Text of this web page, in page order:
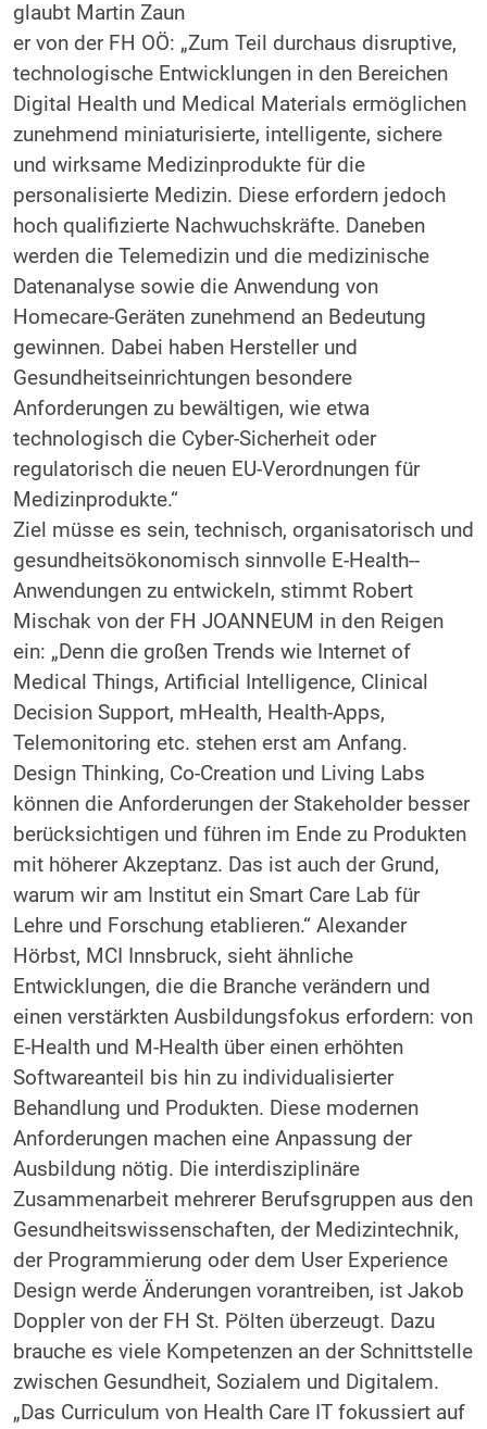
glaubt Martin Zaun
er von der FH OÖ: „Zum Teil durchaus disruptive,
technologische Entwicklungen in den Bereichen
Digital Health und Medical Materials ermöglichen
zunehmend miniaturisierte, intelligente, sichere
und wirksame Medizinprodukte für die
personalisierte Medizin. Diese erfordern jedoch
hoch qualifizierte Nachwuchskräfte. Daneben
werden die Telemedizin und die medizinische
Datenanalyse sowie die Anwendung von
Homecare-Geräten zunehmend an Bedeutung
gewinnen. Dabei haben Hersteller und
Gesundheitseinrichtungen besondere
Anforderungen zu bewältigen, wie etwa
technologisch die Cyber-Sicherheit oder
regulatorisch die neuen EU-Verordnungen für
Medizinprodukte.“
Ziel müsse es sein, technisch, organisatorisch und
gesundheitsökonomisch sinnvolle E-Health-­
Anwendungen zu entwickeln, stimmt Robert
Mischak von der FH JOANNEUM in den Reigen
ein: „Denn die großen Trends wie Internet of
Medical Things, Artificial Intelligence, Clinical
Decision Support, mHealth, Health-Apps,
Telemonitoring etc. stehen erst am Anfang.
Design Thinking, Co-Creation und Living Labs
können die Anforderungen der Stakeholder besser
berücksichtigen und führen im Ende zu Produkten
mit höherer Akzeptanz. Das ist auch der Grund,
warum wir am Institut ein Smart Care Lab für
Lehre und Forschung etablieren.“ Alexander
Hörbst, MCI Innsbruck, sieht ähnliche
Entwicklungen, die die Branche verändern und
einen verstärkten Ausbildungsfokus erfordern: von
E-Health und M-Health über einen erhöhten
Softwareanteil bis hin zu individualisierter
Behandlung und Produkten. Diese modernen
Anforderungen machen eine Anpassung der
Ausbildung nötig. Die interdisziplinäre
Zusammenarbeit mehrerer Berufsgruppen aus den
Gesundheitswissenschaften, der Medizintechnik,
der Programmierung oder dem User Experience
Design werde Änderungen vorantreiben, ist Jakob
Doppler von der FH St. Pölten überzeugt. Dazu
brauche es viele Kompetenzen an der Schnittstelle
zwischen Gesundheit, Sozialem und Digitalem.
„Das Curriculum von Health Care IT fokussiert auf